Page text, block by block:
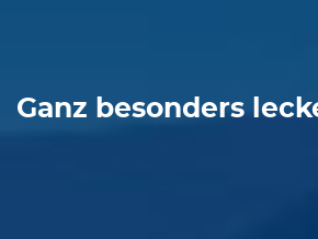
Ganz besonders